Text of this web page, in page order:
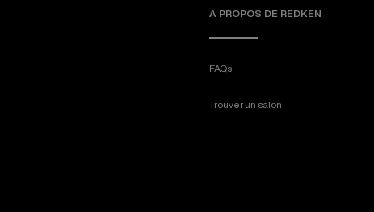
A PROPOS DE REDKEN
FAQs
Trouver un salon